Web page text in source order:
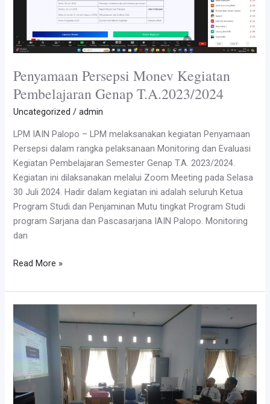
dan
Ilmu
Penyamaan Persepsi Monev Kegiatan
Pembelajaran Genap T.A.2023/2024
Uncategorized /admin
LPM IAIN Palopo – LPM melaksanakan kegiatan Penyamaan
Persepsi dalam rangka pelaksanaan Monitoring dan Evaluasi
Kegiatan Pembelajaran Semester Genap T.A. 2023/2024.
Kegiatan ini dilaksanakan melalui Zoom Meeting pada Selasa
30 Juli 2024. Hadir dalam kegiatan ini adalah seluruh Ketua
Program Studi dan Penjaminan Mutu tingkat Program Studi
program Sarjana dan Pascasarjana IAIN Palopo. Monitoring
dan
Penyamaan
Monev
Kegiatan
Pembelajaran
Genap
T.A.2023/2024
Read More »